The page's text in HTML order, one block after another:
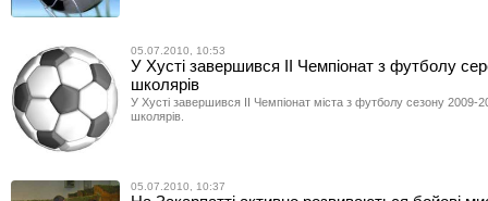
05.07.2010, 10:53
У Хусті завершився ІІ Чемпіонат з футболу
школярів
У Хусті завершився ІІ Чемпіонат міста з футболу сезону 2009-
школярів.
05.07.2010, 10:37